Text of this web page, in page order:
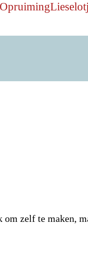
Opruiming
zelf te maken,